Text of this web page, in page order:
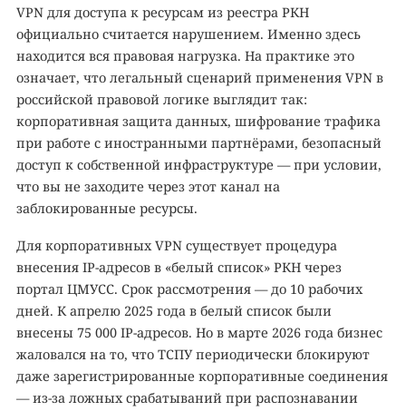
VPN для доступа к ресурсам из реестра РКН
официально считается нарушением. Именно здесь
находится вся правовая нагрузка. На практике это
означает, что легальный сценарий применения VPN в
российской правовой логике выглядит так:
корпоративная защита данных, шифрование трафика
при работе с иностранными партнёрами, безопасный
доступ к собственной инфраструктуре — при условии,
что вы не заходите через этот канал на
заблокированные ресурсы.
Для корпоративных VPN существует процедура
внесения IP-адресов в «белый список» РКН через
портал ЦМУСС. Срок рассмотрения — до 10 рабочих
дней. К апрелю 2025 года в белый список были
внесены 75 000 IP-адресов. Но в марте 2026 года бизнес
жаловался на то, что ТСПУ периодически блокируют
даже зарегистрированные корпоративные соединения
— из-за ложных срабатываний при распознавании